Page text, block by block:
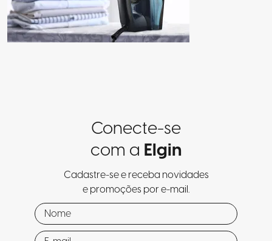
Conecte-se
com a Elgin
Cadastre-se e receba novidades
e promoções por e-mail.